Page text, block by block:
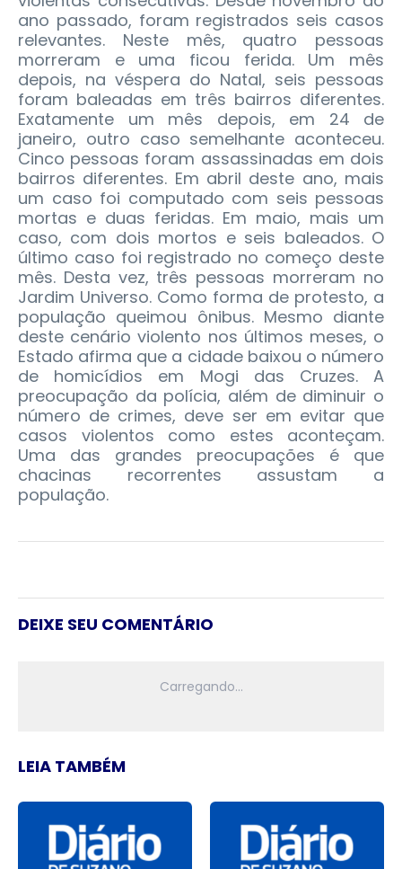
ano passado, foram registrados seis casos
relevantes. Neste mês, quatro pessoas
morreram e uma ficou ferida. Um mês
depois, na véspera do Natal, seis pessoas
foram baleadas em três bairros diferentes.
Exatamente um mês depois, em 24 de
janeiro, outro caso semelhante aconteceu.
Cinco pessoas foram assassinadas em dois
bairros diferentes. Em abril deste ano, mais
um caso foi computado com seis pessoas
mortas e duas feridas. Em maio, mais um
caso, com dois mortos e seis baleados. O
último caso foi registrado no começo deste
mês. Desta vez, três pessoas morreram no
Jardim Universo. Como forma de protesto, a
população queimou ônibus. Mesmo diante
deste cenário violento nos últimos meses, o
Estado afirma que a cidade baixou o número
de homicídios em Mogi das Cruzes. A
preocupação da polícia, além de diminuir o
número de crimes, deve ser em evitar que
casos violentos como estes aconteçam.
Uma das grandes preocupações é que
chacinas recorrentes assustam a
população.
DEIXE SEU COMENTÁRIO
LEIA TAMBÉM